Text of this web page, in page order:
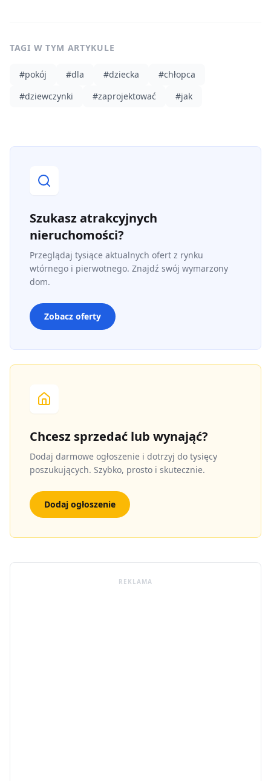
TAGI W TYM ARTYKULE
#pokój #dla #dziecka #chłopca
#dziewczynki #zaprojektować #jak
Szukasz atrakcyjnych
nieruchomości?
Przeglądaj tysiące aktualnych ofert z rynku
wtórnego i pierwotnego. Znajdź swój wymarzony
dom.
Zobacz oferty
Chcesz sprzedać lub wynająć?
Dodaj darmowe ogłoszenie i dotrzyj do tysięcy
poszukujących. Szybko, prosto i skutecznie.
Dodaj ogłoszenie
REKLAMA